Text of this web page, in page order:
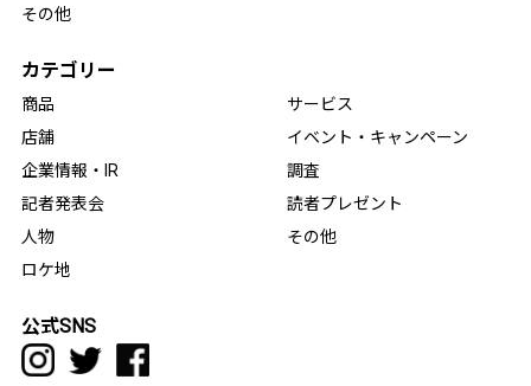
その他
カテゴリー
商品
店舗
企業情報・IR
記者発表会
人物
ロケ地
サービス
イベント・キャンペーン
調査
読者プレゼント
その他
公式SNS